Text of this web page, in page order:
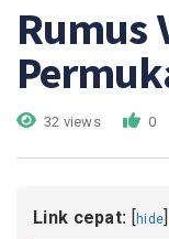
Rumus
32 views 0
Link cepat: [hide]